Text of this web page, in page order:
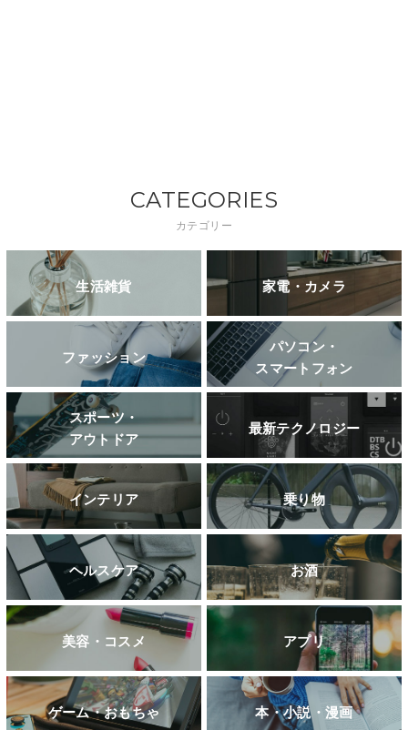
CATEGORIES
カテゴリー
生活雑貨 家電・カメラ
ファッション
パソコン・
スマートフォン
スポーツ・
アウトドア
最新テクノロジー
インテリア 乗り物
ヘルスケア お酒
美容・コスメ アプリ
ゲーム・おもちゃ 本・小説・漫画